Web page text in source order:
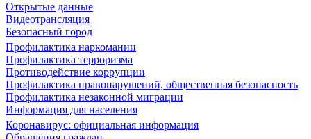
Открытые данные
Видеотрансляция
Безопасный город
Профилактика наркомании
Профилактика терроризма
Противодействие коррупции
Профилактика правонарушений, общественная безопасность
Профилактика незаконной миграции
Информация для населения
Коронавирус: официальная информация